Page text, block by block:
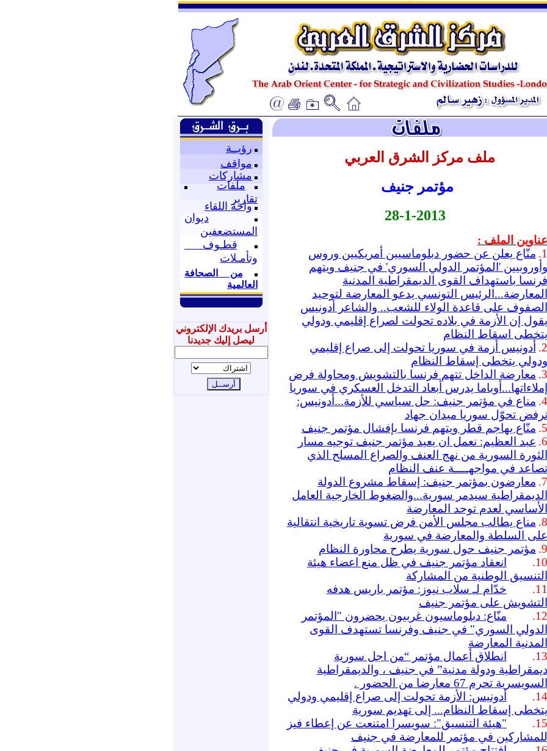
ـ
ـ
رؤيــة
مواقف
مشاركات
ملفات
تقارير
واحة اللقاء
ديوان
المستضعفين
قطـوف
وتأمـلات
من الصحافة
العالمية
أرسل بريدك الإلكتروني
ليصل إليك جديدنا
ملف مركز الشرق العربي
مؤتمر جنيف
28-1-2013
عناوين الملف :
1. منّاع يعلن عن حضور دبلوماسيين أمريكيين وروس
وأوروبيين 'المؤتمر الدولي السوري' في جنيف ويتهم
فرنسا باستهداف القوى الديمقراطية المدنية
المعارضة...الرئيس التونسي يدعو المعارضة لتوحيد
الصفوف على قاعدة الولاء للشعب.. والشاعر أدونيس
يقول إن الأزمة في بلاده تحولت لصراع إقليمي ودولي
يتخطى اسقاط النظام
2.
أدونيس أزمة في سوريا تحولت إلى صراع إقليمي
ودولي يتخطى إسقاط النظام
3. معارضة الداخل تتهم فرنسا بالتشويش ومحاولة فرض
إملاءاتها...أوباما يدرس أبعاد التدخل العسكري في سوريا
4. مناع في مؤتمر جنيف: حل سياسي للأزمة...أدونيس:
نرفض تحوّل سوريا ميدان جهاد
5. منّاع يهاجم قطر ويتهم فرنسا بإفشال مؤتمر جنيف
6. عبد العظيم: نعمل ان يعيد مؤتمر جنيف توجيه مسار
الثورة السورية من نهج العنف والصراع المسلح الذي
تصاعد في مواجهــــة عنف النظام
7. معارضون بمؤتمر جنيف: إسقاط مشروع الدولة
الديمقراطية سيدمر سورية...والضغوط الخارجية العامل
الأساسي لعدم توحد المعارضة
8. مناع يطالب مجلس الأمن فرض تسوية تاريخية انتقالية
على السلطة والمعارضة في سورية
9. مؤتمر جنيف حول سورية يطرح محاورة النظام
10.
انعقاد مؤتمر جنيف في ظل منع اعضاء هيئة
التنسيق الوطنية من المشاركة
11.
خدّام لـ سلاب نيوز: مؤتمر باريس هدفه
التشويش على مؤتمر جنيف
12.
منّاع: دبلوماسيون غربيون يحضرون "المؤتمر
الدولي السوري" في جنيف وفرنسا تستهدف القوى
المدنية المعارضة
13.
انطلاق أعمال مؤتمر “من اجل سورية
ديمقراطية ودولة مدنية” في جنيف ، والديمقراطية
السويسرية تحرم 67 معارضا من الحضور .
14.
أدونيس: الأزمة تحولت إلى صراع إقليمي ودولي
يتخطى إسقاط النظام... إلى تهديم سورية
15.
"هيئة التنسيق": سويسرا امتنعت عن إعطاء فيز
للمشاركين في مؤتمر للمعارضة في جنيف